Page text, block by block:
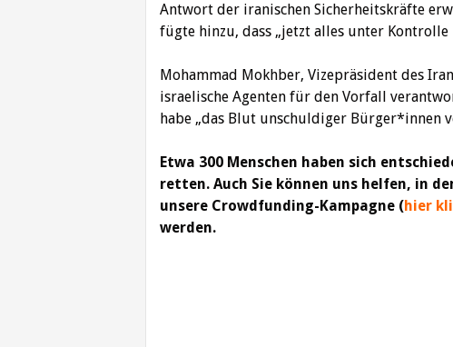
Antwort der iranischen Sicherheitskräfte
fügte hinzu, dass „jetzt alles unter Kontrolle
Mohammad Mokhber, Vizepräsident des
israelische Agenten für den Vorfall
habe „das Blut unschuldiger Bürger*innen
Etwa 300 Menschen haben sich
retten. Auch Sie können uns helfen, in
unsere Crowdfunding-Kampagne (hier
werden.